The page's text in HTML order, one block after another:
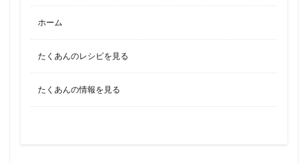
ホーム
たくあんのレシピを見る
たくあんの情報を見る